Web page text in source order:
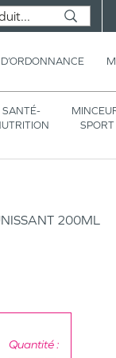
SANTÉ-
SPORT
200ML
Quantité :